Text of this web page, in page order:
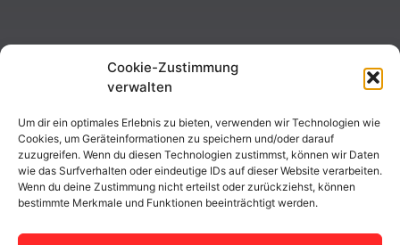
Cookie-Zustimmung
verwalten
Um dir ein optimales Erlebnis zu bieten, verwenden wir Technologien wie
Cookies, um Geräteinformationen zu speichern und/oder darauf
zuzugreifen. Wenn du diesen Technologien zustimmst, können wir Daten
wie das Surfverhalten oder eindeutige IDs auf dieser Website verarbeiten.
Wenn du deine Zustimmung nicht erteilst oder zurückziehst, können
bestimmte Merkmale und Funktionen beeinträchtigt werden.
ABONNIEREN